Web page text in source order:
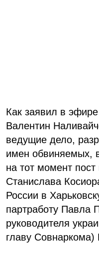
Как заявил в
Валентин
ведущие дело,
имен обвиняемых,
на тот момент
Станислава
России в
партработу Павла
руководителя
главу Совнаркома)